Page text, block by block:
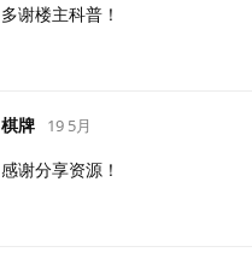
多谢楼主科普！
棋牌 19 5月
感谢分享资源！